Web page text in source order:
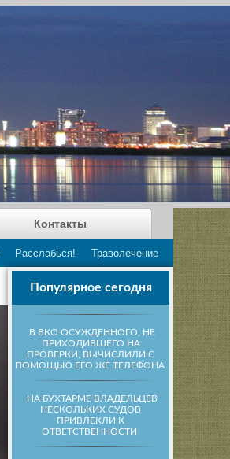
Расслабься! Траволечение
Контакты
Популярное сегодня
В ВКО ОСУЖДЕННОГО, НЕ
ПРИХОДИВШЕГО НА
ПРОВЕРКИ, ВЫЧИСЛИЛИ С
ПОМОЩЬЮ ЕГО ЖЕ ТЕЛЕФОНА
НА БУХТАРМЕ ВЛАДЕЛЬЦЕВ
НЕСКОЛЬКИХ СУДОВ
ПРИВЛЕКЛИ К
ОТВЕТСТВЕННОСТИ